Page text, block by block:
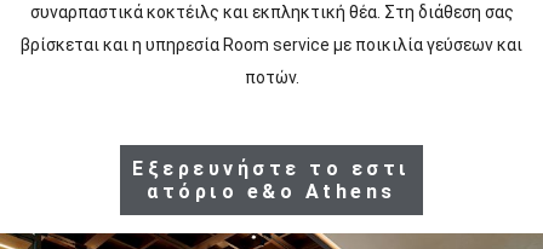
συναρπαστικά κοκτέιλς και εκπληκτική θέα. Στη διάθεση σας
βρίσκεται και η υπηρεσία Room service με ποικιλία γεύσεων και
ποτών.
Εξερευνήστε το εστι
ατόριο e&o Athens
Σ
Τ